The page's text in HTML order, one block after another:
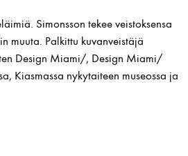
Simonsson tekee veistoksensa
muuta. Palkittu kuvanveistäjä
Design Miami/, Design Miami/
Kiasmassa nykytaiteen museossa ja